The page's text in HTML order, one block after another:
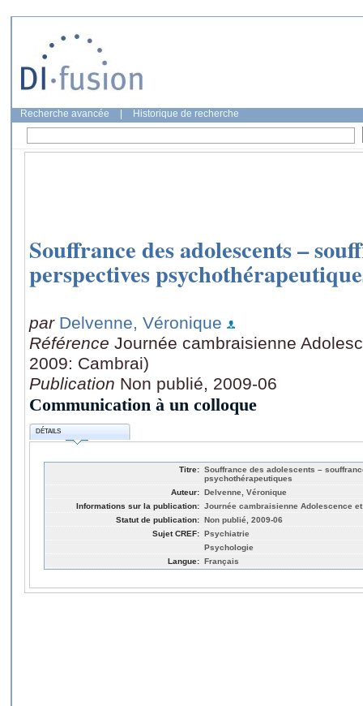
Recherche avancée Historique de recherche
Souffrance des adolescents –
perspectives
par Delvenne, Véronique
Référence Journée cambraisienne
2009: Cambrai)
Publication Non publié, 2009-06
Communication à un colloque
DÉTAILS
Titre: Souffrance des adolescents –
psychothérapeutiques
Auteur: Delvenne, Véronique
Informations sur la publication: Journée cambraisienne Adolescence
Statut de publication: Non publié, 2009-06
Sujet CREF: Psychiatrie
Psychologie
Langue: Français